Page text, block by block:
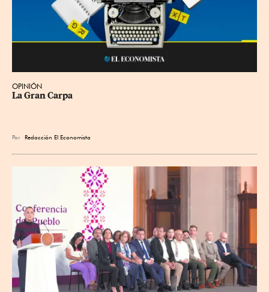
OPINIÓN
La Gran Carpa
Por Redacción El Economista